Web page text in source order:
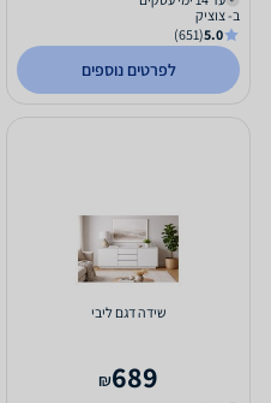
ב- צוציק
5.0
(651)
לפרטים נוספים
שידה דגם ליבי
689
₪